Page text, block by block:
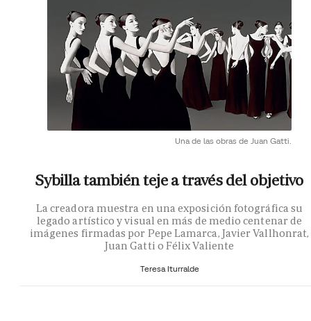
Una de las obras de Juan Gatti.
Sybilla también teje a través del objetivo
La creadora muestra en una exposición fotográfica su
legado artístico y visual en más de medio centenar de
imágenes firmadas por Pepe Lamarca, Javier Vallhonrat,
Juan Gatti o Félix Valiente
Teresa Iturralde